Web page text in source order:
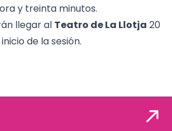
y treinta minutos.
llegar al Teatro de La Llotja 20
de la sesión.